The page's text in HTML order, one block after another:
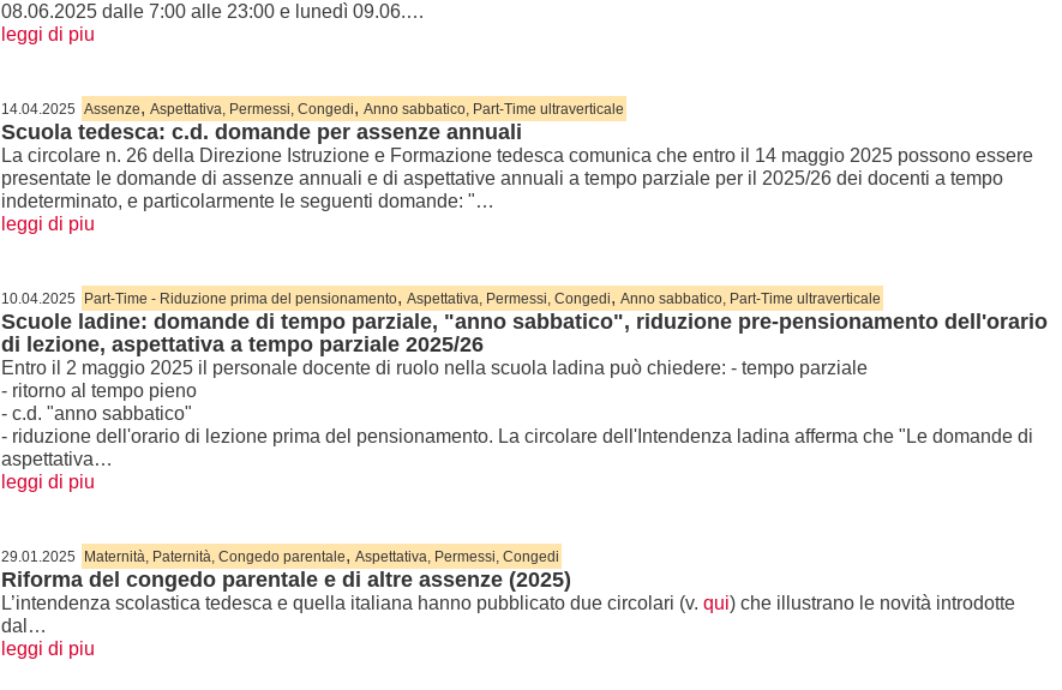
08.06.2025 dalle 7:00 alle 23:00 e lunedì 09.06.…
leggi di piu
14.04.2025 Assenze, Aspettativa, Permessi, Congedi, Anno sabbatico, Part-Time ultraverticale
Scuola tedesca: c.d. domande per assenze annuali
La circolare n. 26 della Direzione Istruzione e Formazione tedesca comunica che entro il 14 maggio 2025 possono essere
presentate le domande di assenze annuali e di aspettative annuali a tempo parziale per il 2025/26 dei docenti a tempo
indeterminato, e particolarmente le seguenti domande: "…
leggi di piu
10.04.2025 Part-Time - Riduzione prima del pensionamento, Aspettativa, Permessi, Congedi, Anno sabbatico, Part-Time ultraverticale
Scuole ladine: domande di tempo parziale, "anno sabbatico", riduzione pre-pensionamento dell'orario
di lezione, aspettativa a tempo parziale 2025/26
Entro il 2 maggio 2025 il personale docente di ruolo nella scuola ladina può chiedere: - tempo parziale
- ritorno al tempo pieno
- c.d. "anno sabbatico"
- riduzione dell'orario di lezione prima del pensionamento. La circolare dell'Intendenza ladina afferma che "Le domande di
aspettativa…
leggi di piu
29.01.2025 Maternità, Paternità, Congedo parentale, Aspettativa, Permessi, Congedi
Riforma del congedo parentale e di altre assenze (2025)
L’intendenza scolastica tedesca e quella italiana hanno pubblicato due circolari (v. qui) che illustrano le novità introdotte
dal…
leggi di piu